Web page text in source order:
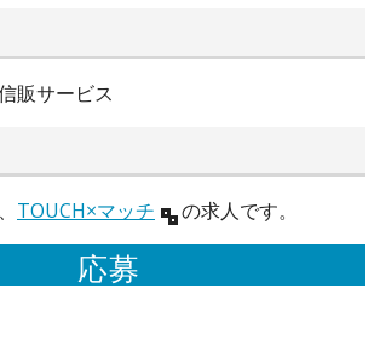
販サービス
TOUCH×マッチ の求人です。
応募